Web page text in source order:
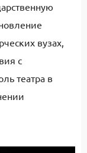
вузах,
с
театра в